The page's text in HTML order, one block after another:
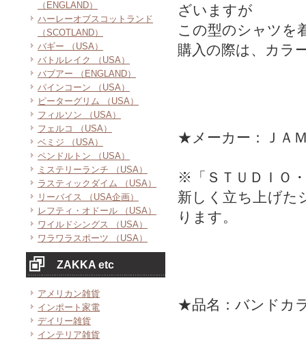
（ENGLAND）
ハーレーオブスコットランド
（SCOTLAND）
バギー （USA）
バトルレイク （USA）
バブアー （ENGLAND）
パインコーン （USA）
ピーターグリム （USA）
フィルソン （USA）
フェルコ （USA）
ベミジ （USA）
ペンドルトン （USA）
ミステリーランチ （USA）
ラスティックダイム （USA）
リーバイス （USA企画）
レフティ・オドール （USA）
ワイルドシングス （USA）
ワラワラスポーツ （USA）
ZAKKA etc
アメリカン雑貨
インポート家電
デイリー雑貨
インテリア雑貨
ざいますが
この型のシャツを
購入の際は、カラ
★メーカー：ＪＡ
※「ＳＴＵＤＩＯ
新しく立ち上げた
ります。
★品名：バンドカ